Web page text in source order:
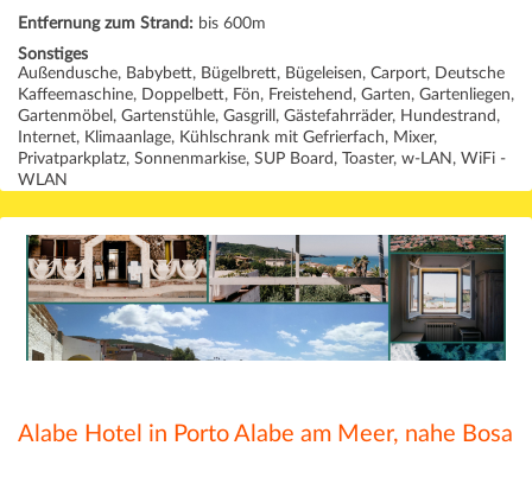
Entfernung zum Strand: bis 600m
Sonstiges
Außendusche, Babybett, Bügelbrett, Bügeleisen, Carport, Deutsche
Kaffeemaschine, Doppelbett, Fön, Freistehend, Garten, Gartenliegen,
Gartenmöbel, Gartenstühle, Gasgrill, Gästefahrräder, Hundestrand,
Internet, Klimaanlage, Kühlschrank mit Gefrierfach, Mixer,
Privatparkplatz, Sonnenmarkise, SUP Board, Toaster, w-LAN, WiFi -
WLAN
Alabe Hotel in Porto Alabe am Meer, nahe Bosa